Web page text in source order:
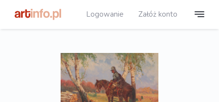
Logowanie Załóż konto